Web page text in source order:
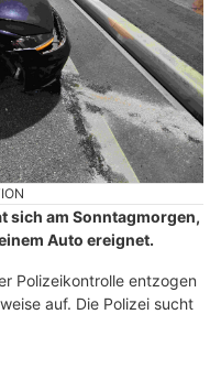
sich am Sonntagmorgen,
Auto ereignet.
Polizeikontrolle entzogen
auf. Die Polizei sucht